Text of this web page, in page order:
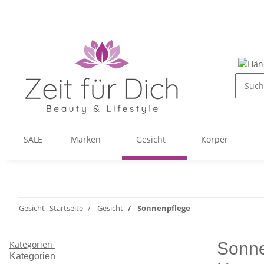
SALE Marken Gesicht Körper
Gesicht Startseite Gesicht Sonnenpflege
Kategorien
Kategorien